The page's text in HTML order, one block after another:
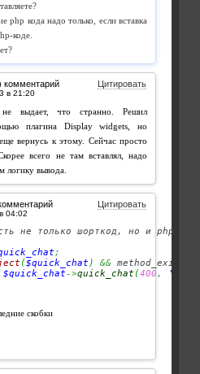
php кода надо только, если вставка
коде.
комментарий Цитировать
выдает, что странно. Решил
плагина Display widgets, но
вернусь к этому. Сейчас просто
всего не там вставлял, надо
логику вывода.
Цитировать
;
($quick_chat) && method_exists
$quick_chat->quick_chat (400,
скобки